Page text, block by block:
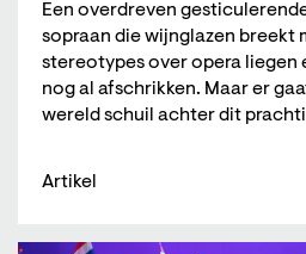
Een overdreven
sopraan die wijnglazen breekt
stereotypes over opera liegen
nog al afschrikken. Maar er
wereld schuil achter dit
Artikel